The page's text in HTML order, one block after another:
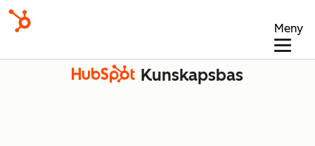
Meny
Kunskapsbas